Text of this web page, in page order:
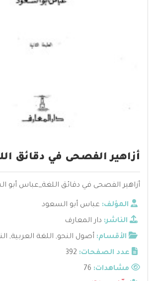
أزاهير الفصحى في دقائق
أزاهير الفصحى في دقائق اللغة_عباس أبو
المؤلف: عباس أبو السعود
الناشر: دار المعارف
الأقسام: أصول النحو, اللغة العربية,
عدد الصفحات: 392
مشاهدات: